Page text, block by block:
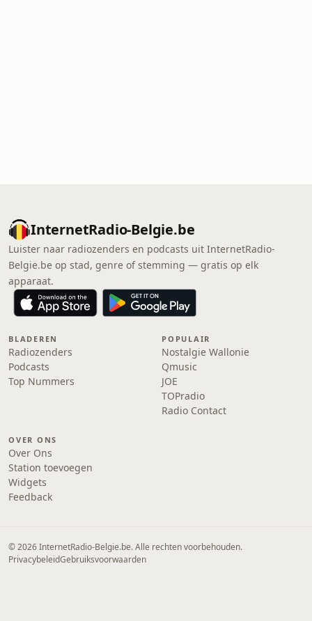
InternetRadio-Belgie.be
Luister naar radiozenders en podcasts uit InternetRadio-
Belgie.be op stad, genre of stemming — gratis op elk
apparaat.
BLADEREN
Radiozenders
Podcasts
Top Nummers
POPULAIR
Nostalgie Wallonie
Qmusic
JOE
TOPradio
Radio Contact
OVER ONS
Over Ons
Station toevoegen
Widgets
Feedback
© 2026 InternetRadio-Belgie.be. Alle rechten voorbehouden.
PrivacybeleidGebruiksvoorwaarden